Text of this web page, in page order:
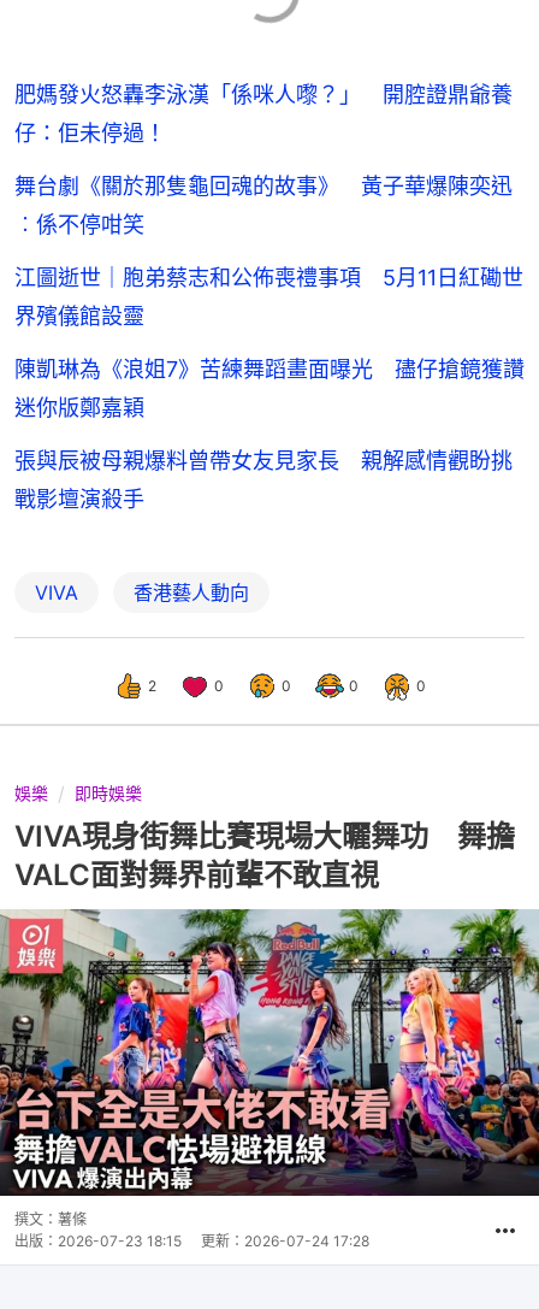
肥媽發火怒轟李泳漢「係咪人嚟？」 開腔證鼎爺養
仔：佢未停過！
舞台劇《關於那隻龜回魂的故事》 黃子華爆陳奕迅
︰係不停咁笑
江圖逝世｜胞弟蔡志和公佈喪禮事項 5月11日紅磡世
界殯儀館設靈
陳凱琳為《浪姐7》苦練舞蹈畫面曝光 孻仔搶鏡獲讚
迷你版鄭嘉穎
張與辰被母親爆料曾帶女友見家長 親解感情觀盼挑
戰影壇演殺手
VIVA 香港藝人動向
2 0 0 0 0
娛樂 即時娛樂
VIVA現身街舞比賽現場大曬舞功 舞擔
VALC面對舞界前輩不敢直視
撰文： 薯條
出版： 2026-07-23 18:15 更新： 2026-07-24 17:28